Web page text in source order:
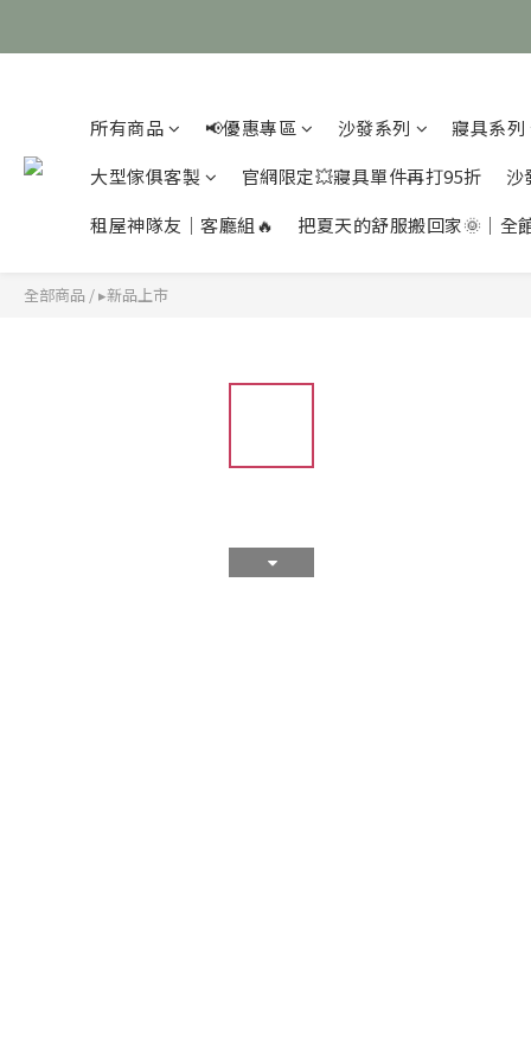
所有商品 📢優惠專區 沙發系列
寢具系列
大型傢俱客製
官網限定💥寢具單件再打95折
沙
租屋神隊友｜客廳組🔥
把夏天的舒服搬回家🌞｜全
全部商品 /▸新品上市